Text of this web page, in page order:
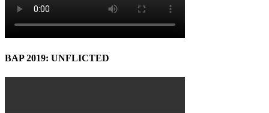
BAP 2019: UNFLICTED